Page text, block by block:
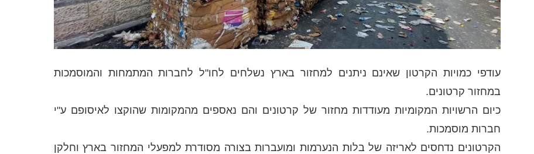
עודפי כמויות הקרטון שאינם ניתנים למחזור בארץ נשלחים לחו"ל לחברות המתמחות והמוסמכות
במחזור קרטונים.
כיום הרשויות המקומיות מעודדות מחזור של קרטונים והם נאספים מהמקומות שהוקצו לאיסופם ע"י
חברות מוסמכות.
הקרטונים נדחסים לאריזה של בלות הנערמות ומועברות בצורה מסודרת למפעלי המחזור בארץ וחלקן